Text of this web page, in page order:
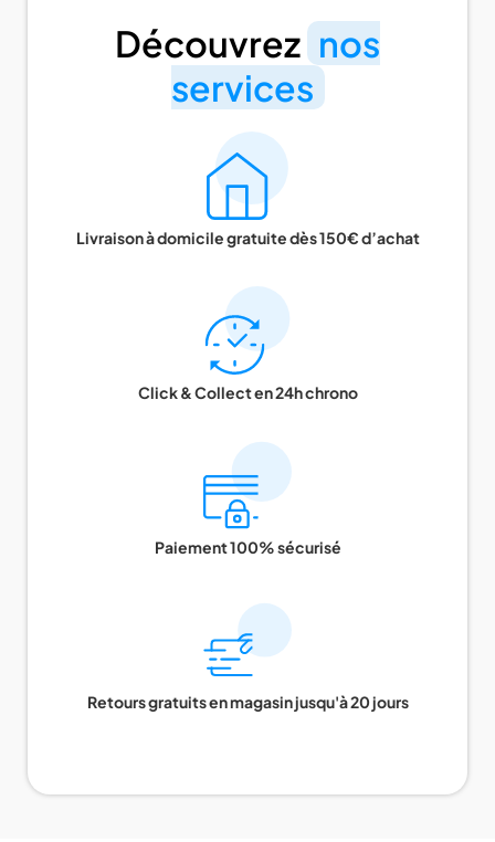
Découvrez nos
services
Livraison à domicile gratuite dès 150€ d’achat
Click & Collect en 24h chrono
Paiement 100% sécurisé
Retours gratuits en magasin jusqu'à 20 jours